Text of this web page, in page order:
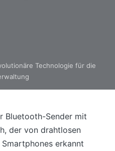
Technologie für die
Bluetooth-Sender mit
der von drahtlosen
erkannt